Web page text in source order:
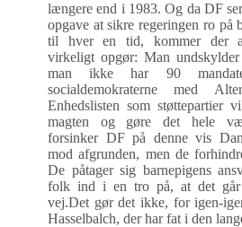
længere end i 1983. Og da DF
opgave at sikre regeringen ro på
til hver en tid, kommer der
virkeligt opgør: Man
man ikke har 90
socialdemokraterne med
Enhedslisten som støttepartier
magten og gøre det hele
forsinker DF på denne vis
mod afgrunden, men de
De påtager sig barnepigens
folk ind i en tro på, at det går
vej.Det gør det ikke, for igen-
Hasselbalch, der har fat i den